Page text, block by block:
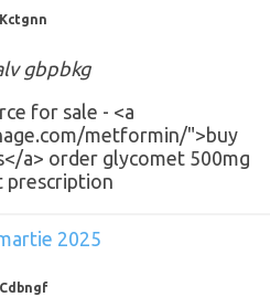
Kctgnn
gbpbkg
for sale - <a
metformin/">buy
a> order glycomet 500mg
prescription
2025
Cdbngf